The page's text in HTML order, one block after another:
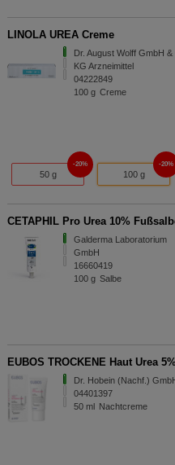
LINOLA UREA Creme
Dr. August Wolff GmbH &
KG Arzneimittel
04222849
100 g Creme
50 g
20%
100 g
20%
CETAPHIL Pro Urea 10%
Galderma Laboratorium
GmbH
16660419
100 g Salbe
EUBOS TROCKENE Haut Urea
Dr. Hobein (Nachf.)
04401397
50 ml Nachtcreme